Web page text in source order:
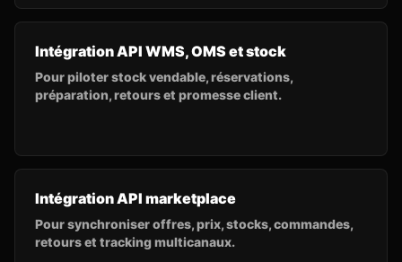
Intégration API WMS, OMS et stock
Pour piloter stock vendable, réservations,
préparation, retours et promesse client.
Intégration API marketplace
Pour synchroniser offres, prix, stocks, commandes,
retours et tracking multicanaux.